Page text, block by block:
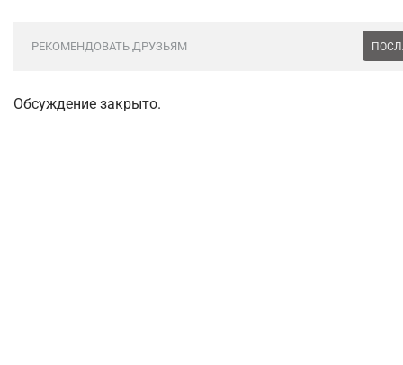
РЕКОМЕНДОВАТЬ ДРУЗЬЯМ
Обсуждение закрыто.